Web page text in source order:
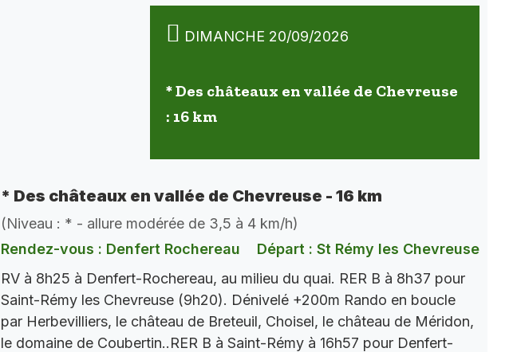
DIMANCHE 20/09/2026
* Des châteaux en vallée de Chevreuse
: 16 km
* Des châteaux en vallée de Chevreuse - 16 km
(Niveau : * - allure modérée de 3,5 à 4 km/h)
Rendez-vous : Denfert Rochereau
Départ : St Rémy les Chevreuse
RV à 8h25 à Denfert-Rochereau, au milieu du quai. RER B à 8h37 pour
Saint-Rémy les Chevreuse (9h20). Dénivelé +200m Rando en boucle
par Herbevilliers, le château de Breteuil, Choisel, le château de Méridon,
le domaine de Coubertin..RER B à Saint-Rémy à 16h57 pour Denfert-